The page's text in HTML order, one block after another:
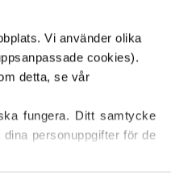
Vi använder olika
cookies).
fungera. Ditt samtycke
personuppgifter för de
information om hur du